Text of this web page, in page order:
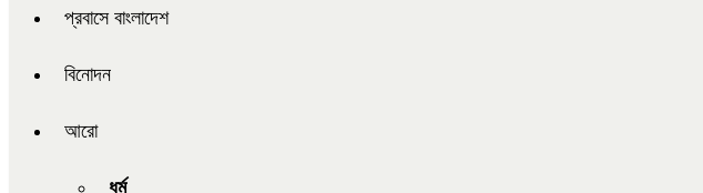
প্রবাসে বাংলাদেশ
বিনোদন
আরো
ধর্ম